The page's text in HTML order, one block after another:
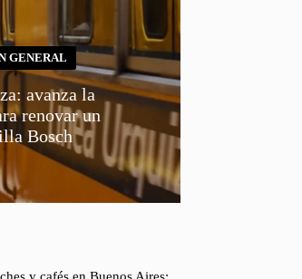
GENERAL
avanza la
renovar un
Bosch